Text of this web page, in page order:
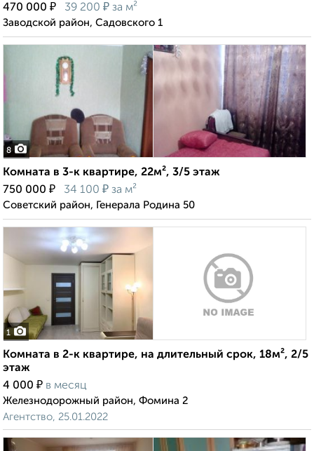
470 000 ₽ 39 200 ₽ за м²
Заводской район, Садовского 1
8
Комната в 3-к квартире, 22м², 3/5 этаж
750 000 ₽ 34 100 ₽ за м²
Советский район, Генерала Родина 50
1
Комната в 2-к квартире, на длительный срок, 18м², 2/5
этаж
4 000 ₽ в месяц
Железнодорожный район, Фомина 2
Агентство, 25.01.2022